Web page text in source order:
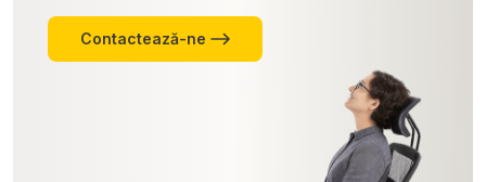
Contactează-ne